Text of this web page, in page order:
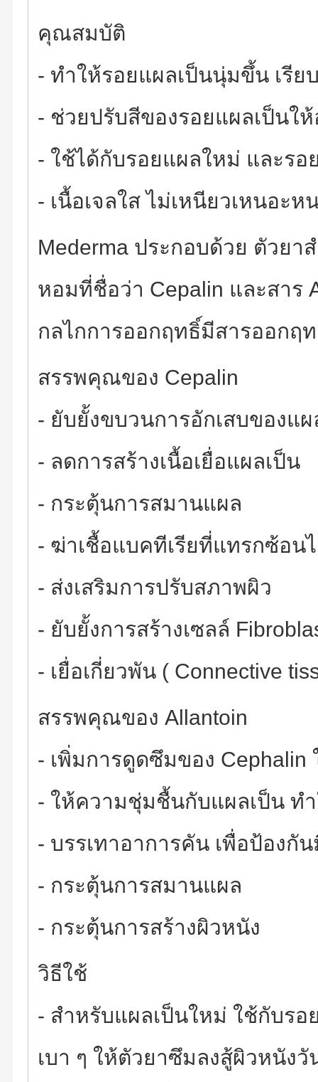
คุณสมบัติ
- ทำให้รอยแผลเป็นนุ่มขึ้น เรีย
- ช่วยปรับสีของรอยแผลเป็นใ
- ใช้ได้กับรอยแผลใหม่ และรอ
- เนื้อเจลใส ไม่เหนียวเหนอะ
Mederma ประกอบด้วย ตัวย
หอมที่ชื่อว่า Cepalin และสาร
กลไกการออกฤทธิ์มีสารออก
สรรพคุณของ Cepalin
- ยับยั้งขบวนการอักเสบของแ
- ลดการสร้างเนื้อเยื่อแผลเป็น
- กระตุ้นการสมานแผล
- ฆ่าเชื้อแบคทีเรียที่แทรกซ้อน
- ส่งเสริมการปรับสภาพผิว
- ยับยั้งการสร้างเซลล์
- เยื่อเกี่ยวพัน ( Connective
สรรพคุณของ Allantoin
- เพิ่มการดูดซึมของ Cephalin
- ให้ความชุ่มชื้นกับแผลเป็น ท
- บรรเทาอาการคัน เพื่อป้อง
- กระตุ้นการสมานแผล
- กระตุ้นการสร้างผิวหนัง
วิธีใช้
- สำหรับแผลเป็นใหม่ ใช้กับร
เบา ๆ ให้ตัวยาซึมลงสู้ผิวหนังวั